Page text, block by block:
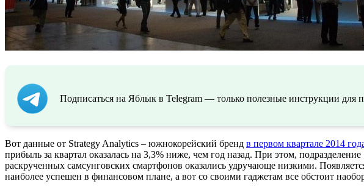
Подписаться на Яблык в Telegram — только полезные инструкции для
Вот данные от Strategy Analytics – южнокорейский бренд в первом квартале 2014
прибыль за квартал оказалась на 3,3% ниже, чем год назад. При этом,
раскрученных самсунговских смартфонов оказались удручающе низкими.
наиболее успешен в финансовом плане, а вот со своими гаджетам все обстоит